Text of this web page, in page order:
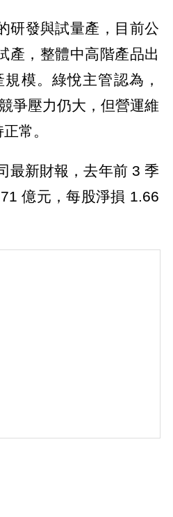
研發與試量產，目前公
產，整體中高階產品出
模。綠悅主管認為，
爭壓力仍大，但營運維
常。
最新財報，去年前 3 季
億元，每股淨損 1.66